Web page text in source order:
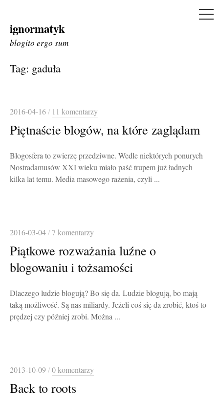
Skip
to
ignormatyk
blogito ergo sum
Tag: gaduła
2016-04-16/ 11 komentarzy
Piętnaście blogów, na które zaglądam
Blogosfera to zwierzę przedziwne. Wedle niektórych ponurych
Nostradamusów XXI wieku miało paść trupem już ładnych
kilka lat temu. Media masowego rażenia, czyli ...
2016-03-04/7 komentarzy
Piątkowe rozważania luźne o
blogowaniu i tożsamości
Dlaczego ludzie blogują? Bo się da. Ludzie blogują, bo mają
taką możliwość. Są nas miliardy. Jeżeli coś się da zrobić, ktoś to
prędzej czy później zrobi. Można ...
2013-10-09/0 komentarzy
Back to roots